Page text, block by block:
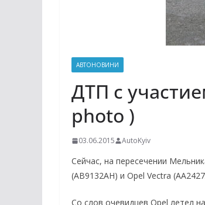
АВТОНОВИНИ
ДТП с
photo )
03.06.2015 AutoKyiv
Сейчас, на пересечении
(AB9132AH) и Opel Vectra
Со слов очевидцев Opel летел